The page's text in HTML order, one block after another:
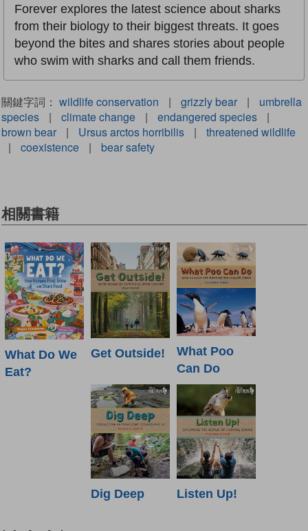
Forever explores the latest science about sharks
from their biology to their biggest threats. It goes
beyond the bites and shares stories about people
who swim with sharks and call them friends.
關鍵字詞： wildlife conservation | grizzly bear |
umbrella
species
| climate change | endangered species
|
brown bear
| Ursus arctos horribilis |
threatened wildlife
|
coexistence | bear safety
相關書籍
What Do We
Eat?
Get Outside!
What Poo
Can Do
Dig Deep Listen Up!